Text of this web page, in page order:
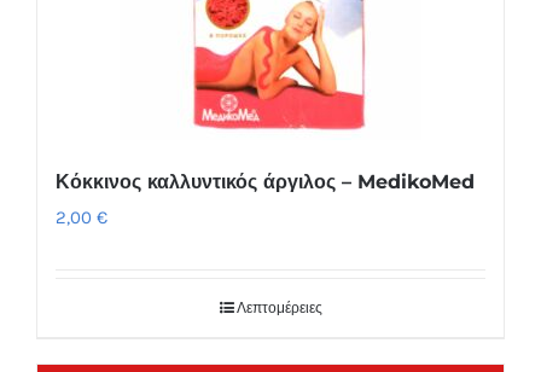
Κόκκινος καλλυντικός άργιλος – MedikoMed
2,00 €
Λεπτομέρειες